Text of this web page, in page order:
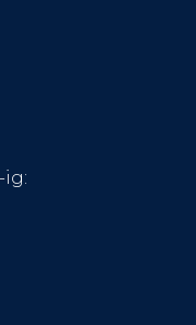
ig: